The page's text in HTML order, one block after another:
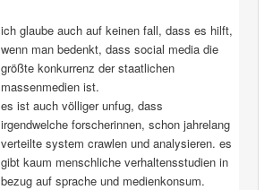
ich glaube auch auf keinen fall, dass es hilft,
wenn man bedenkt, dass social media die
größte konkurrenz der staatlichen
massenmedien ist.
es ist auch völliger unfug, dass
irgendwelche forscherinnen, schon jahrelang
verteilte system crawlen und analysieren. es
gibt kaum menschliche verhaltensstudien in
bezug auf sprache und medienkonsum.